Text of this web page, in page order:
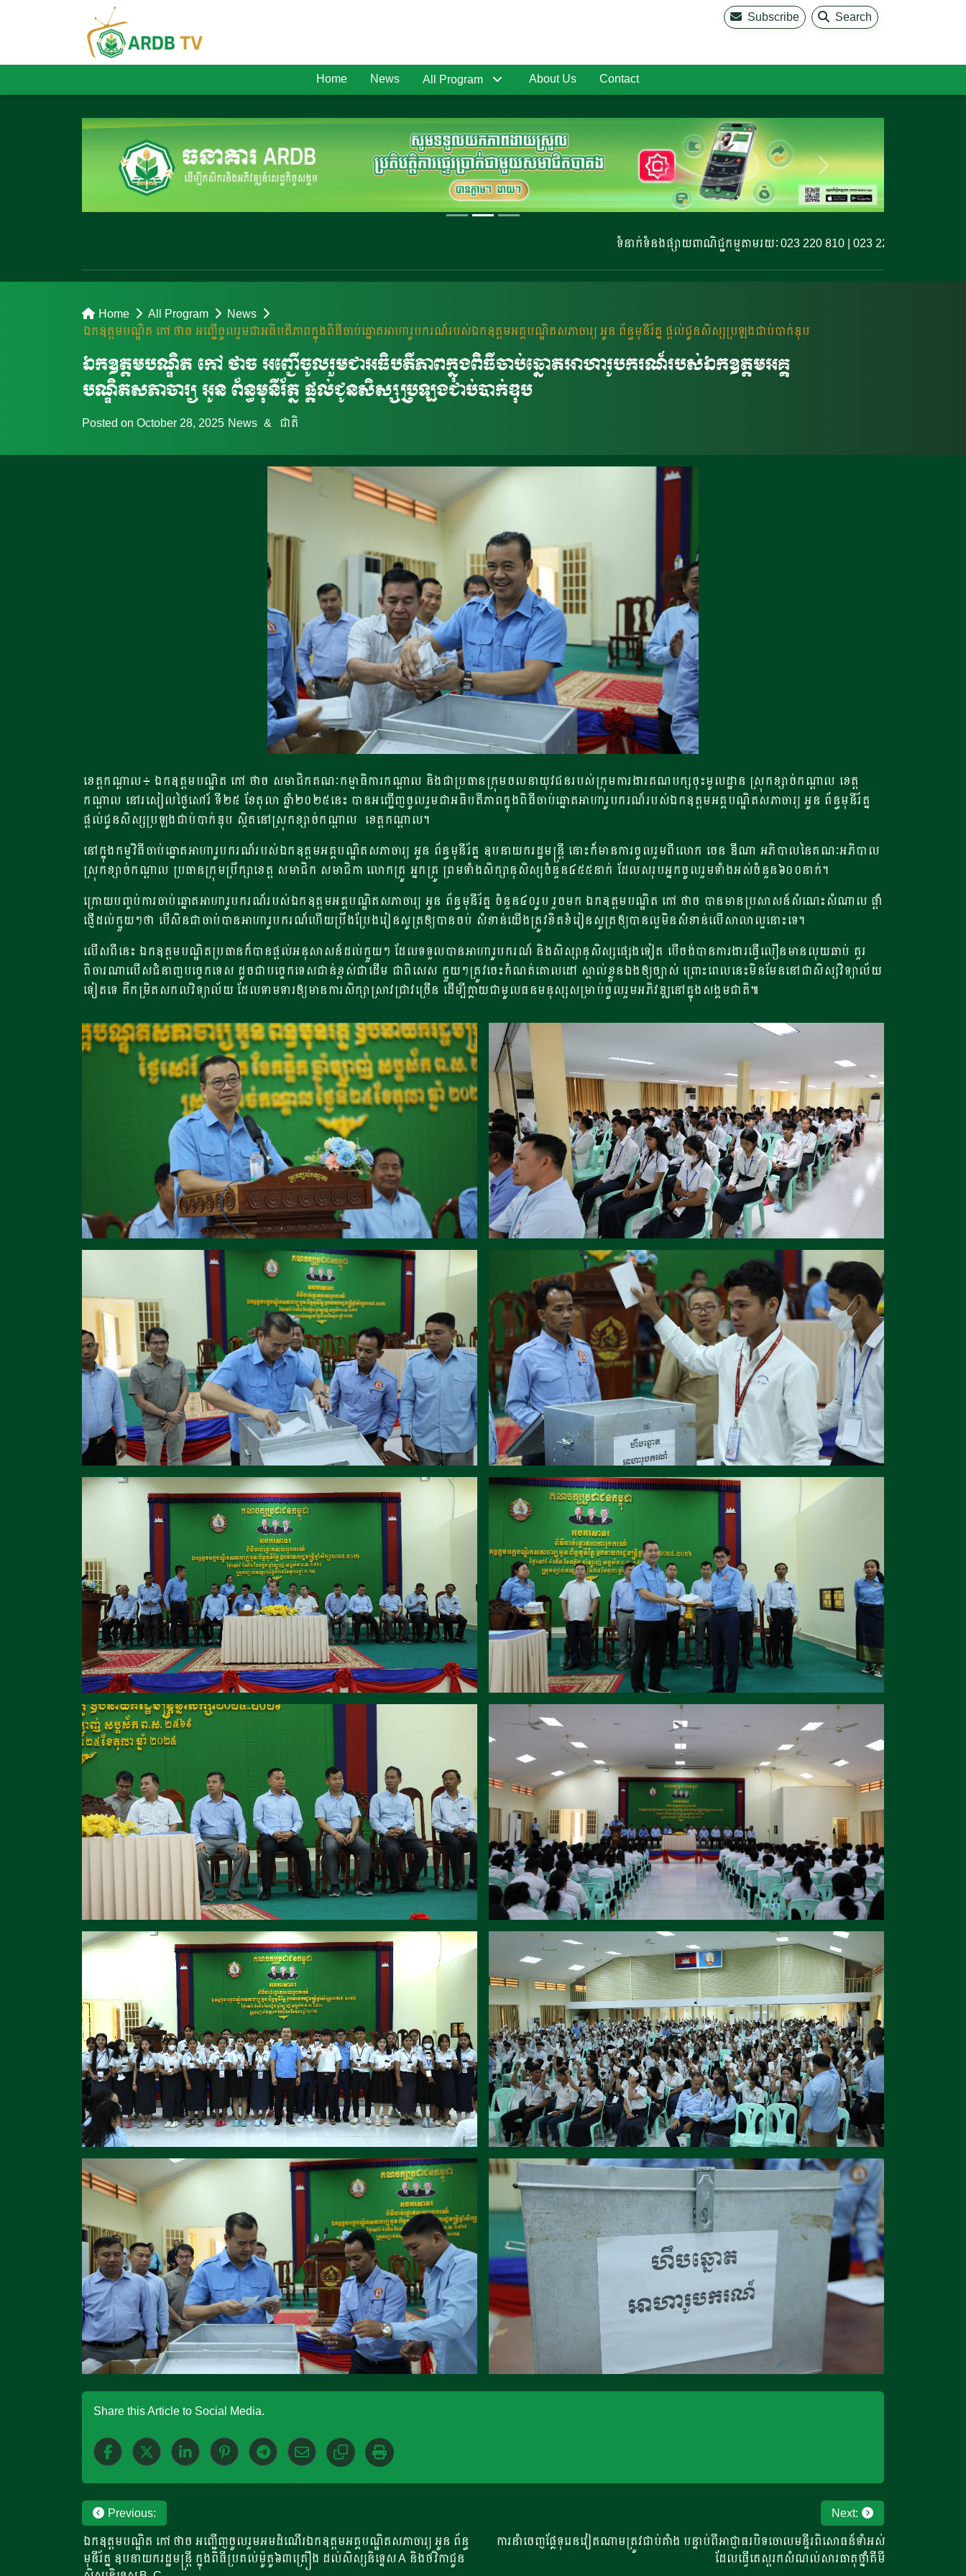
Subscribe Search
Home News All Program About Us Contact
ទំនាក់ទំនងផ្សាយពាណិជ្ជកម្មតាមរយៈ 023 220 810 | 023 220 811 | 099 327 779
Home All Program
News
ឯកឧត្តមបណ្ឌិត កៅ ថាច អញ្ជើចូលរួមជាអធិបតីភាពក្នុងពិធីចាប់ឆ្នោតអាហារូបករណ៍របស់ឯកឧត្តមអគ្គបណ្ឌិតសភាចារ្យ អូន ព័ន្ធមុនីរ័ត្ន ផ្តល់ជូនសិស្សប្រឡងជាប់បាក់ឌុប
ឯកឧត្តមបណ្ឌិត កៅ ថាច អញ្ជើចូលរួមជាអធិបតីភាពក្នុងពិធីចាប់ឆ្នោតអាហារូបករណ៍របស់ឯកឧត្តមអគ្គ
បណ្ឌិតសភាចារ្យ អូន ព័ន្ធមុនីរ័ត្ន ផ្តល់ជូនសិស្សប្រឡងជាប់បាក់ឌុប
Posted on October 28, 2025 News & ជាតិ
ខេត្តកណ្តាល៖ ឯកឧត្តមបណ្ឌិត កៅ ថាច សមាជិកគណៈកម្មាធិការកណ្តាល​ និងជាប្រធានក្រុមចលនាយុវជនរបស់ក្រុមការងារគណបក្សចុះមូលដ្ឋាន ស្រុកខ្សាច់កណ្តាល ខេត្ត
កណ្តាល នៅរសៀលថ្ងៃសៅរ៍ ទី២៥ ខែតុលា ឆ្នាំ២០២៥នេះ បានអញ្ជើញចូលរួមជាអធិបតីភាពក្នុងពិធីចាប់ឆ្នោត​អាហា​រូបករណ៍របស់ឯកឧត្តមអគ្គបណ្ឌិតសភាចារ្យ អូន ព័ន្ធមុនីរ័ត្ន
ផ្តល់ជូនសិស្សប្រឡងជាប់បាក់ឌុប ស្ថិតនៅស្រុកខ្សាច់កណ្តាល ខេត្តកណ្តាល។
នៅក្នុងកម្មវិធីចាប់ឆ្នោតអាហារូបករណ៍របស់ឯកឧត្តមអគ្គបណ្ឌិតសភាចារ្យ អូន ព័ន្ធមុនីរ័ត្ន ឧបនាយករដ្ឋមន្ត្រី នោះក៏មានការចូលរួមពីលោក ចេន ឌីណា អភិបាលនៃគណៈអភិបាល
ស្រុកខ្សាច់កណ្តាល ប្រធានក្រុមប្រឹក្សាខេត្ត សមាជិក សមាជិកា លោកគ្រូ អ្នកគ្រូ ព្រមទាំងសិក្សានុសិស្សចំនួន៤៥៥នាក់ ដែលសរុបអ្នកចូលរួមទាំងអស់ចំនួន៦០០នាក់។
ក្រោយបញ្ចប់ការចាប់ឆ្នោតអាហារូបករណ៍របស់ឯកឧត្តមអគ្គបណ្ឌិតសភាចារ្យ អូន ព័ន្ធមុនីរ័ត្ន ចំនួន៤០រូប រួចមក ឯកឧត្តមបណ្ឌិត កៅ ថាច បានមានប្រសាសន៍សំណេះសំណាល ផ្តាំ
ផ្ញើដល់ក្មួយៗថា បើសិនជាចាប់បានអាហារូបករណ៍ហើយប្រឹងប្រែងរៀនសូត្រឲ្យបានចប់ សំខាន់យើងត្រូវខិតខំរៀនសូត្រឲ្យបានល្អមិនសំខាន់លើសាលាល្អនោះទេ។
លើសពីនេះ ឯកឧត្ដមបណ្ឌិតប្រធានក៏បានផ្តល់អនុសាសន៍ដល់ក្មួយៗ ដែលទទួលបានអាហារូបករណ៍ និងសិស្សានុសិស្សផ្សេងទៀត បើចង់បានការងារធ្វើលឿនមានលុយឆាប់ គួរ
ពិចារណាលើសជំនាញបច្ចេកទេស ដូចជាបច្ចេកទេសជាន់ខ្ពស់ជាដើម ជាពិសេស ក្មួយៗត្រូវចេះកំណត់គោលដៅ ស្គាល់ខ្លួនឯងឲ្យច្បាស់ ព្រោះពេលនេះមិនមែននៅជាសិស្សវិទ្យាល័យ
ទៀតទេ គឺកម្រិតសកលវិទ្យាល័យ ដែលទាមទារឲ្យមានការសិក្សាស្រាវជ្រាវច្រើន ដើម្បីក្លាយជាមូលធនមនុស្សសម្រាប់ចូលរួមអភិវឌ្ឍនៅគ្នុងសង្គមជាតិ៕
Share this Article to Social Media.
Post
navigation
Previous:
ឯកឧត្តមបណ្ឌិត កៅ ថាច អញ្ជើញចូលរួមអមដំណើរឯកឧត្តមអគ្គបណ្ឌិតសភាចារ្យ អូន ព័ន្ធ
មុនីរ័ត្ន ឧបនាយករដ្ឋមន្ត្រី ក្នុងពិធីប្រគល់ម៉ូតូ៦៣គ្រឿង ដល់សិស្សនិទ្ទេស A និងថវិកាជូន
Next:
ការនាំចេញផ្លែទុរេនវៀតណាមត្រូវជាប់គាំង បន្ទាប់ពីអាជ្ញាធរបិទចោលមន្ទីរពិសោធន៍ទាំអស់
ដែលធ្វើតេស្តរកសំណល់សារធាតុថ្នាំគីមី